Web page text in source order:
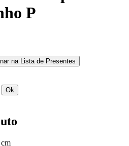
P
na Lista de Presentes
Ok